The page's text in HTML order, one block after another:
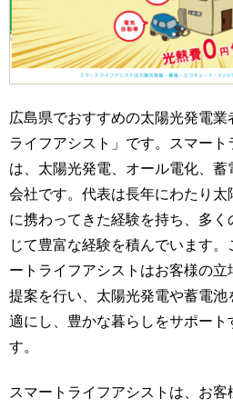
広島県でおすすめの太陽光発電業
ライフアシスト」です。スマー
は、太陽光発電、オール電化、
会社です。代表は長年にわたり
に携わってきた経験を持ち、多
じて豊富な経験を積んでいます
ートライフアシストはお客様の立
提案を行い、太陽光発電や蓄電
適にし、豊かな暮らしをサポート
す。
スマートライフアシストは、お